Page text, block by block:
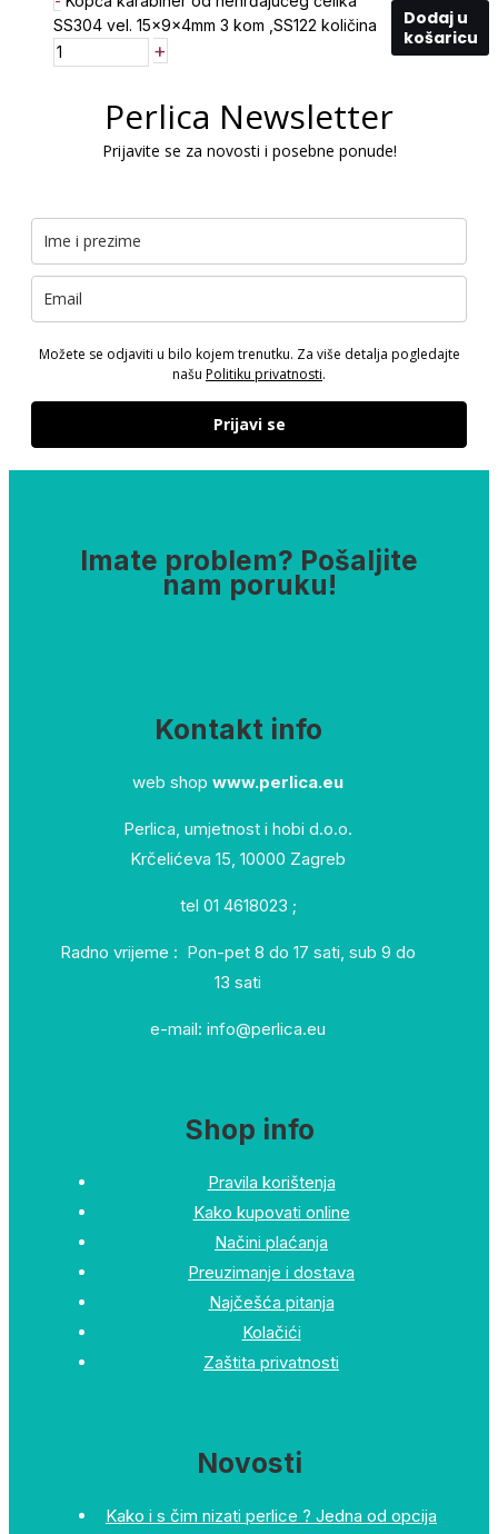
SS304 vel. 15x9x4mm 3 kom ,SS122 količina
+
Dodaj u
košaricu
Perlica Newsletter
Prijavite se za novosti i posebne ponude!
Možete se odjaviti u bilo kojem trenutku. Za više detalja pogledajte
našu Politiku privatnosti.
Prijavi se
Imate problem? Pošaljite
nam poruku!
Kontakt info
web shop www.perlica.eu
Perlica, umjetnost i hobi d.o.o.
Krčelićeva 15, 10000 Zagreb
tel 01 4618023 ;
Radno vrijeme : Pon-pet 8 do 17 sati, sub 9 do
13 sati
e-mail: info@perlica.eu
Shop info
Pravila korištenja
Kako kupovati online
Načini plaćanja
Preuzimanje i dostava
Najčešća pitanja
Kolačići
Zaštita privatnosti
Novosti
Kako i s čim nizati perlice ? Jedna od opcija